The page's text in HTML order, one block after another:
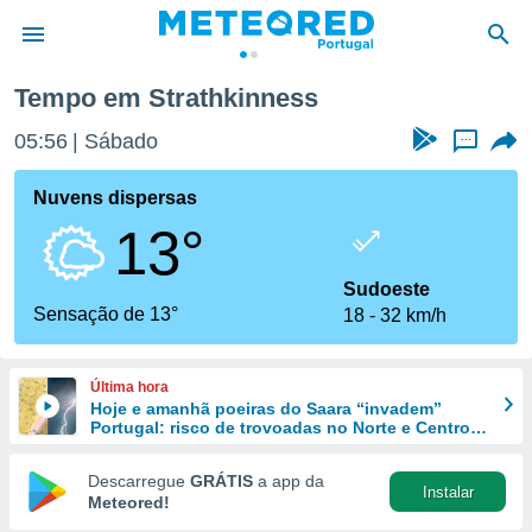
da
foi
fornecidas
a este
das
e
forma
digital
Tempo em Strathkinness
05:56 Sábado ...
Nuvens dispersas
13°
Sensação de 13°
Sudoeste
18
32 km/h
Última hora
Hoje e amanhã poeiras do Saara “invadem”
Portugal: risco de trovoadas no Norte e Centro
Descarregue GRÁTIS a app da
Meteored!
Instalar